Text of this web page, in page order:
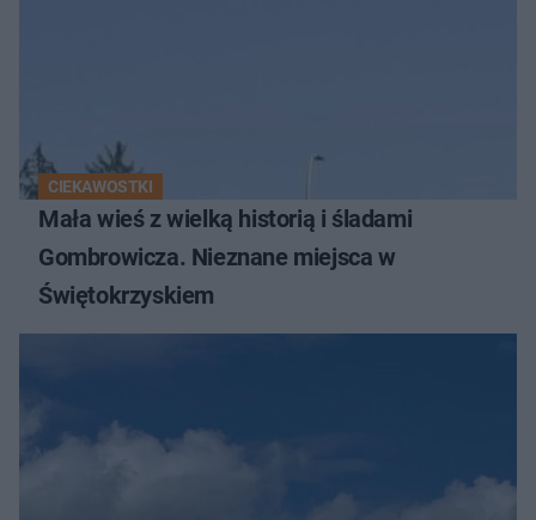
CIEKAWOSTKI
Mała wieś z wielką historią i śladami
Gombrowicza. Nieznane miejsca w
Świętokrzyskiem